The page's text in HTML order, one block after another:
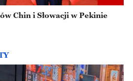
Chin i Słowacji w Pekinie